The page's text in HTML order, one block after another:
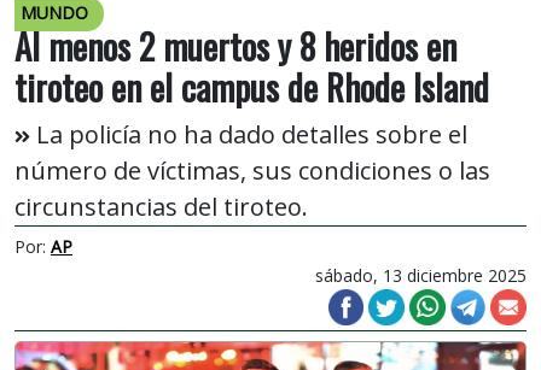
MUNDO
Al menos 2 muertos y 8 heridos en
tiroteo en el campus de Rhode Island
La policía no ha dado detalles sobre el
número de víctimas, sus condiciones o las
circunstancias del tiroteo.
Por: AP
sábado, 13 diciembre 2025